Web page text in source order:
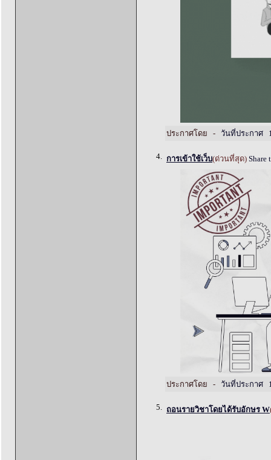
ประกาศโดย - วันที่ประกาศ
4. การเข้าใช้เว็บ(ด่วนที่สุด) Share
ประกาศโดย - วันที่ประกาศ
5. ถอนรายวิชาโดยได้รับอักษร W